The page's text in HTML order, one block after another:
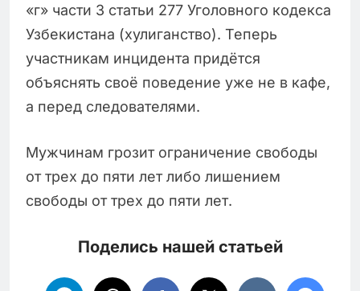
«г» части 3 статьи 277 Уголовного кодекса
Узбекистана (хулиганство). Теперь
участникам инцидента придётся
объяснять своё поведение уже не в кафе,
а перед следователями.
Мужчинам грозит ограничение свободы
от трех до пяти лет либо лишением
свободы от трех до пяти лет.
Поделись нашей статьей